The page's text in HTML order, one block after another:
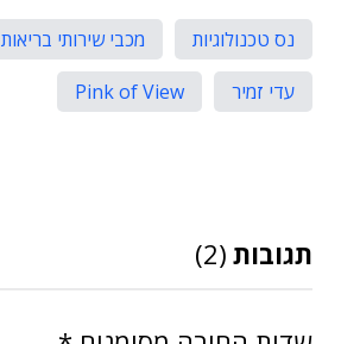
נס טכנולוגיות מכבי שירותי בריאות
עדי זמיר
Pink of View
תגובות (2)